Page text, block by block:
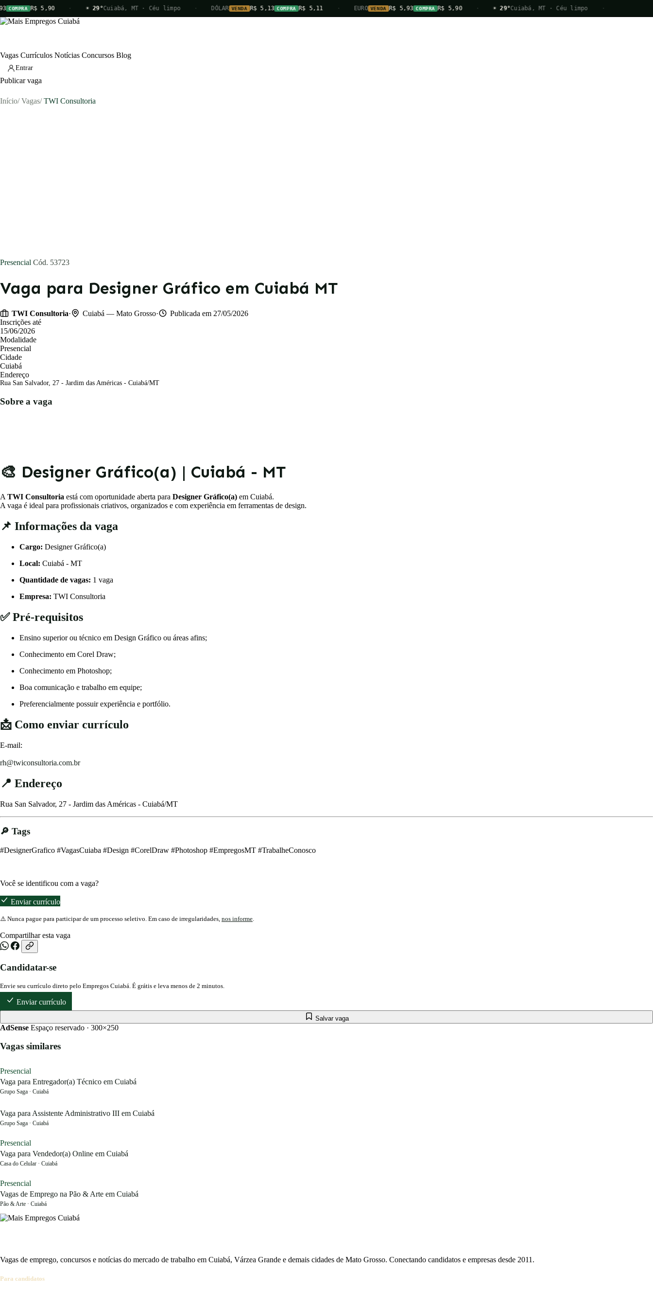
COMPRA R$ 5,90 ☀ 29°Cuiabá, MT · Céu limpo DÓLAR VENDA R$ 5,13 COMPRA R$ 5,11 EURO VENDA R$ 5,93 COMPRA R$ 5,90 ☀ 29°Cuiabá, MT · Céu limpo
Vagas Currículos Notícias Concursos Blog
Entrar
Publicar vaga
Publicar vaga
Início/ Vagas/ TWI Consultoria
Presencial Cód. 53723
Vaga para Designer Gráfico em Cuiabá MT
TWI Consultoria· Cuiabá — Mato Grosso·
Publicada em 27/05/2026
Inscrições até
15/06/2026
Modalidade
Presencial
Cidade
Cuiabá
Endereço
Rua San Salvador, 27 - Jardim das Américas - Cuiabá/MT
Sobre a vaga
🎨 Designer Gráfico(a) | Cuiabá - MT
ATWI Consultoria está com oportunidade aberta para Designer Gráfico(a) em Cuiabá.
A vaga é ideal para profissionais criativos, organizados e com experiência em ferramentas de design.
📌 Informações da vaga
Cargo: Designer Gráfico(a)
Local: Cuiabá - MT
Quantidade de vagas: 1 vaga
Empresa: TWI Consultoria
✅ Pré-requisitos
Ensino superior ou técnico em Design Gráfico ou áreas afins;
Conhecimento em Corel Draw;
Conhecimento em Photoshop;
Boa comunicação e trabalho em equipe;
Preferencialmente possuir experiência e portfólio.
📩 Como enviar currículo
E-mail:
rh@twiconsultoria.com.br
📍 Endereço
Rua San Salvador, 27 - Jardim das Américas - Cuiabá/MT
🔎 Tags
#DesignerGrafico #VagasCuiaba #Design #CorelDraw #Photoshop #EmpregosMT #TrabalheConosco
Você se identificou com a vaga?
Enviar currículo
⚠️ Nunca pague para participar de um processo seletivo. Em caso de irregularidades, nos informe.
Compartilhar esta vaga
Candidatar-se
Envie seu currículo direto pelo Empregos Cuiabá. É grátis e leva menos de 2 minutos.
Enviar currículo
Salvar vaga
AdSense Espaço reservado · 300×250
Vagas similares
Presencial
Vaga para Entregador(a) Técnico em Cuiabá
Grupo Saga · Cuiabá
Vaga para Assistente Administrativo III em Cuiabá
Grupo Saga · Cuiabá
Presencial
Vaga para Vendedor(a) Online em Cuiabá
Casa do Celular · Cuiabá
Presencial
Vagas de Emprego na Pão & Arte em Cuiabá
Pão & Arte · Cuiabá
Vagas de emprego, concursos e notícias do mercado de trabalho em Cuiabá, Várzea Grande e demais cidades de Mato Grosso. Conectando candidatos e empresas desde 2011.
Para candidatos